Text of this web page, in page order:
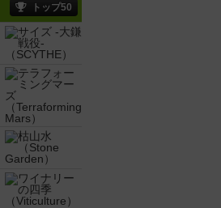
トップ50